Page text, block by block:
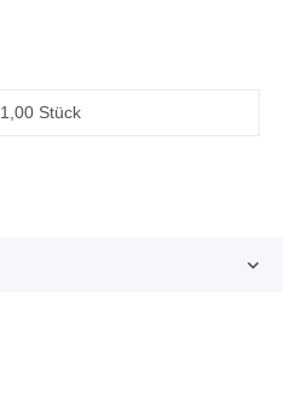
1,00 Stück